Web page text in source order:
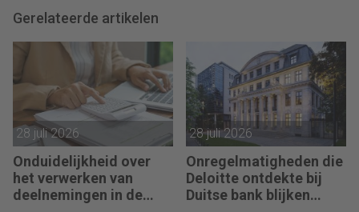
Gerelateerde artikelen
28 juli 2026
Onduidelijkheid over
het verwerken van
deelnemingen in de
28 juli 2026
Onregelmatigheden die
Deloitte ontdekte bij
Duitse bank blijken